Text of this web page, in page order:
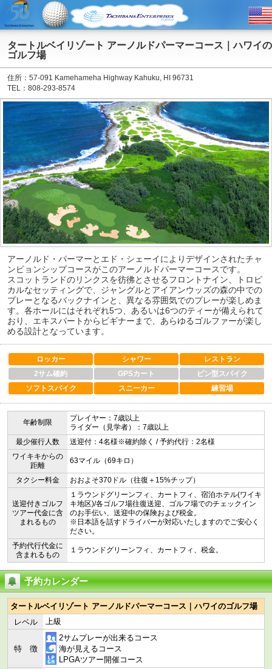
タートルベイリゾート アーノルドパーマーコース｜ハワイの
ゴルフ場
住所：57-091 Kamehameha Highway Kahuku, HI 96731
TEL：808-293-8574
アーノルド・パーマーとエド・シェーイによりデザインされたチャ
ンピョンシップコースがこのアーノルドパーマーコースです。
スコットランドのリンクスを彷彿とさせるフロントナイン、トロピ
カルなセッティングで、ジャングルとアイアンウッズの森の中での
プレーとなるバックナインと、異なる雰囲気でのプレーが楽しめま
す。各ホールにはそれぞれ5つ、あるいは6つのティーが備えられて
おり、エキスパートからビギナーまで、あらゆるゴルファーが楽し
める設計となっています。
ロッカー シャワー
レストラン
2サム確約
GPSカート
ピン型スパイク
ソフトスパイク
スニーカー 練習場
年齢制限
プレイヤー：7歳以上
ライダー（見学者）：7歳以上
最少催行人数
送迎付：4名様※確約除く / 予約代行：2名様
ワイキキからの
距離
63マイル（69キロ）
タクシー料金 おおよそ370ドル（往復＋15%チップ）
送迎付きゴルフ
ツアー代金に含
まれるもの
１ラウンドグリーンフィ、カートフィ、宿泊ホテル(ワイキ
キ地区)/各ゴルフ場往復送迎、ゴルフ場でのチェックイン
のお手伝い、送迎中の保険および税金。
※日本語を話すドライバーが対応いたしますのでご安心く
ださい。
予約代行代金に
含まれるもの
１ラウンドグリーンフィ、カートフィ、税金。
予約カレンダー
タートルベイリゾート アーノルドパーマーコース｜ハワイのゴルフ場
レベル
上級
特 徴
2サムプレーが出来るコース
海が見えるコース
LPGAツアー開催コース